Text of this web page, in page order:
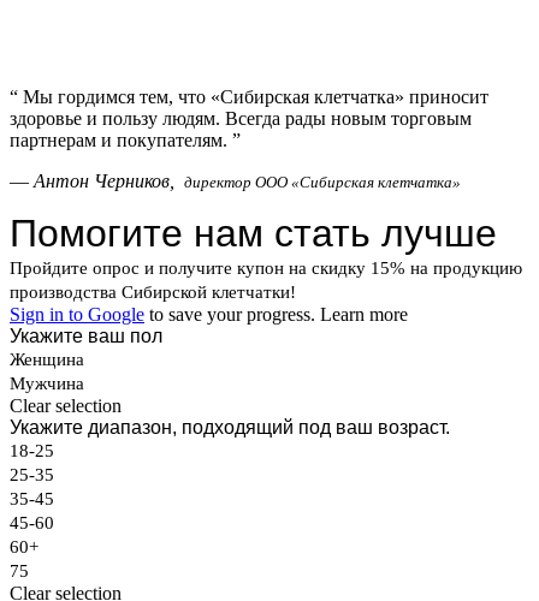
“ Мы гордимся тем, что «Сибирская клетчатка» приносит
здоровье и пользу людям. Всегда рады новым торговым
партнерам и покупателям. ”
— Антон Черников, директор ООО «Сибирская клетчатка»